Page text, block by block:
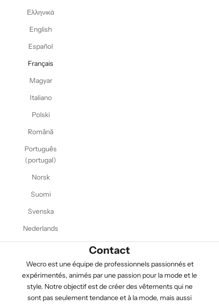
Ελληνικά
English
Español
Français
Magyar
Italiano
Polski
Română
Português
(portugal)
Norsk
Suomi
Svenska
Nederlands
Contact
Wecro est une équipe de professionnels passionnés et
expérimentés, animés par une passion pour la mode et le
style. Notre objectif est de créer des vêtements qui ne
sont pas seulement tendance et à la mode, mais aussi